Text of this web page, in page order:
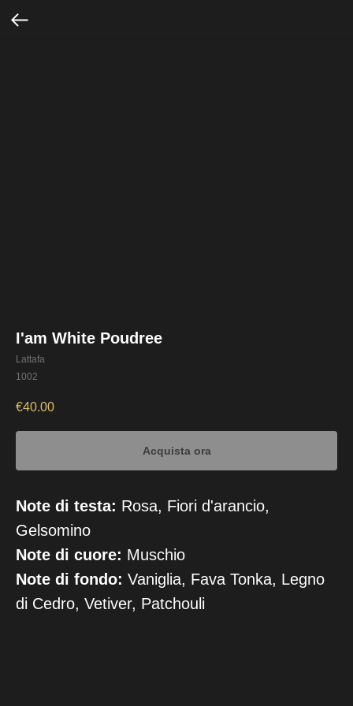
I'am White Poudree
Lattafa
1002
€40.00
Acquista ora
Note di testa: Rosa, Fiori d'arancio,
Gelsomino
Note di cuore: Muschio
Note di fondo: Vaniglia, Fava Tonka, Legno
di Cedro, Vetiver, Patchouli